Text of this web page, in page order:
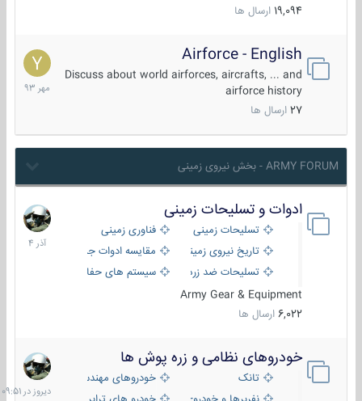
19,094 ارسال ها
Airforce - English
Discuss about world airforces, aircrafts, ... and
airforce history
27 ارسال ها
15
مهر
1393
ARMY FORUM - بخش نیروی زمینی
ادوات و تسلیحات زمینی
تسلیحات زمینی
فناوری زمینی
تاریخ نیروی زمینی
مقایسه ادوات جنگی
تسلیحات ضد زره
سیستم های حفاظت فعال
Army Gear & Equipment
6,022 ارسال ها
21
آذر
1404
خودروهای نظامی و زره پوش ها
تانک
خودروهای مهندسی
دیروز
در
09:51